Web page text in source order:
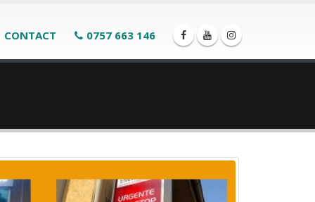
CONTACT 0757 663 146